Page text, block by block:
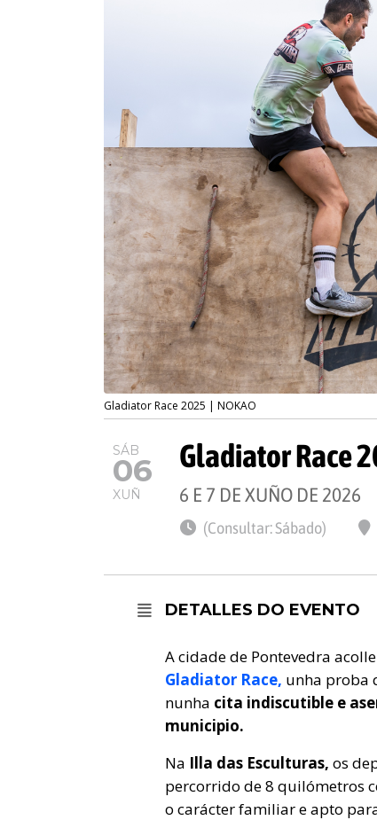
Gladiator Race 2025 | NOKAO
SÁB
06
XUÑ
Gladiator Race
6 E 7 DE XUÑO DE 2026
(Consultar: Sábado)
DETALLES DO EVENTO
A cidade de Pontevedra
Gladiator Race, unha proba
nunha cita indiscutible e
municipio.
Na Illa das Esculturas, os
percorrido de 8 quilómetros
o carácter familiar e apto